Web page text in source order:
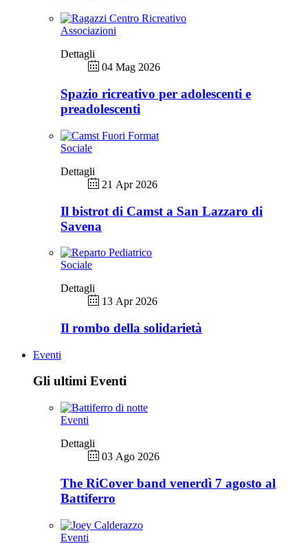
Associazioni
Dettagli
04 Mag 2026
Spazio ricreativo per adolescenti e
preadolescenti
Sociale
Dettagli
21 Apr 2026
Il bistrot di Camst a San Lazzaro di
Savena
Sociale
Dettagli
13 Apr 2026
Il rombo della solidarietà
Eventi
Gli ultimi Eventi
Eventi
Dettagli
03 Ago 2026
The RiCover band venerdì 7 agosto al
Battiferro
Eventi